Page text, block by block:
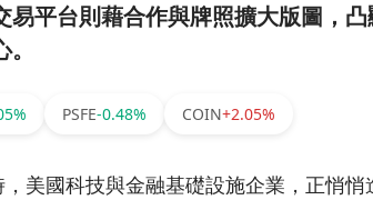
平台則藉合作與牌照擴大版圖，
PSFE-0.48% COIN+2.05%
美國科技與金融基礎設施企業，正悄